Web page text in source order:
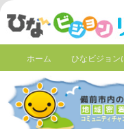
ホーム ひなビジョン